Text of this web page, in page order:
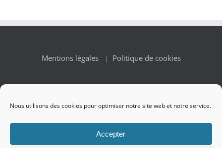
Nous utilisons des cookies pour optimiser notre site web et notre service.
Accepter
Mentions légales| Politique de cookies
2026 Renaissance des Appellations | All
Rights Reserved